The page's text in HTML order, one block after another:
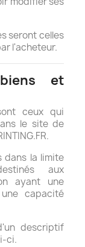
seront celles
l'acheteur.
et
ceux qui
le site de
dans la limite
aux
ayant une
capacité
descriptif
ci.